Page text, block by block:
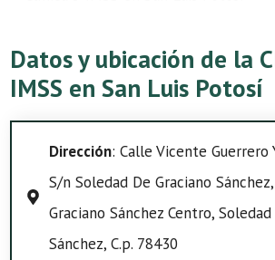
Datos y ubicación de la
IMSS en San Luis Potosí
Dirección: Calle Vicente Guerrero
S/n Soledad De Graciano
Graciano Sánchez Centro,
Sánchez, C.p. 78430